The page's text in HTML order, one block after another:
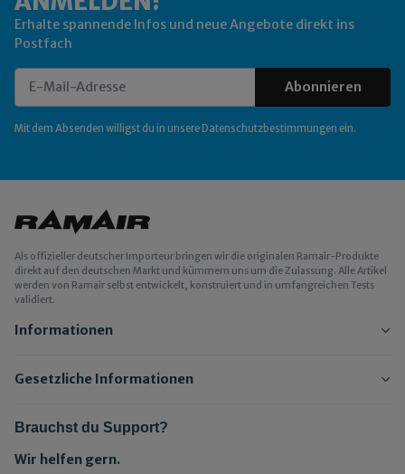
Erhalte spannende Infos und neue Angebote direkt ins
Postfach
Abonnieren
Mit dem Absenden willigst du in unsere Datenschutzbestimmungen ein.
Als offizieller deutscher Importeur bringen wir die originalen Ramair-Produkte
direkt auf den deutschen Markt und kümmern uns um die Zulassung. Alle Artikel
werden von Ramair selbst entwickelt, konstruiert und in umfangreichen Tests
validiert.
Informationen
Gesetzliche Informationen
Brauchst du Support?
Wir helfen gern.